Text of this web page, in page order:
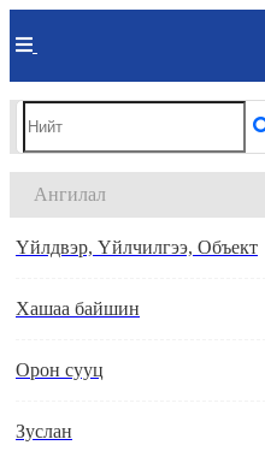
Ангилал
Үйлдвэр, Үйлчилгээ, Объект
Хашаа байшин
Орон сууц
Зуслан